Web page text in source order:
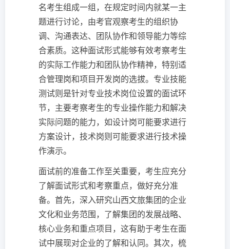
名考生组成一组，在规定时间内就某一主
题进行讨论，由考官观察考生的组织协
调、沟通表达、团队协作和领导能力等综
合素质。这种面试形式能够有效考察考生
的实际工作能力和团队协作精神，特别适
合管理岗和项目开发岗的选拔。专业技能
测试则是针对专业技术岗位设置的面试环
节，主要考察考生的专业操作能力和解决
实际问题的能力，如设计岗可能要求进行
方案设计，技术岗则可能要求进行技术操
作演示。
面试前的准备工作至关重要，考生应充分
了解面试形式和考察重点，做好充分准
备。首先，深入研究山西文旅集团的企业
文化和业务范围，了解集团的发展战略、
核心业务和重点项目，这有助于考生在面
试中展现对企业的了解和认同。其次，梳